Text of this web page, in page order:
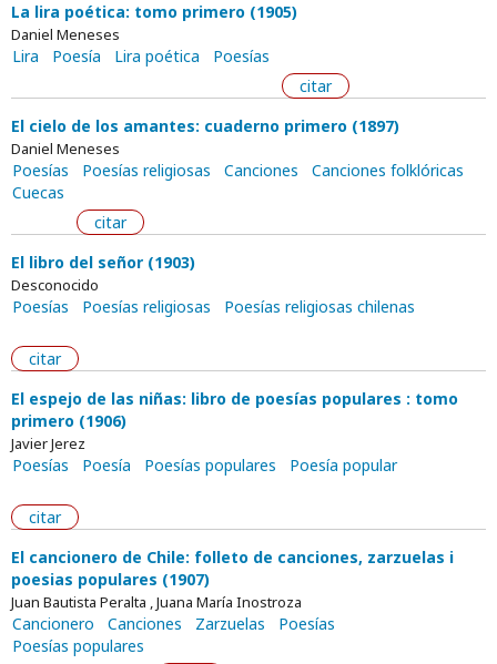
La lira poética: tomo primero (1905)
Daniel Meneses
Lira Poesía Lira poética
Poesías
citar
El cielo de los amantes: cuaderno primero (1897)
Daniel Meneses
Poesías Poesías religiosas Canciones
Canciones folklóricas
Cuecas
citar
El libro del señor (1903)
Desconocido
Poesías Poesías religiosas Poesías religiosas chilenas
citar
El espejo de las niñas: libro de poesías populares : tomo
primero (1906)
Javier Jerez
Poesías Poesía Poesías populares Poesía popular
citar
El cancionero de Chile: folleto de canciones, zarzuelas i
poesias populares (1907)
Juan Bautista Peralta , Juana María Inostroza
Cancionero Canciones Zarzuelas
Poesías
Poesías populares